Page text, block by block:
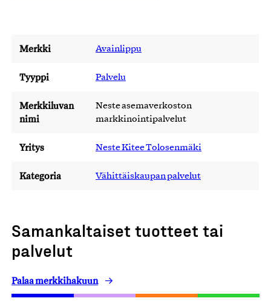
Merkki Avainlippu
Tyyppi Palvelu
Merkkiluvan
nimi
Neste asemaverkoston
markkinointipalvelut
Yritys Neste Kitee Tolosenmäki
Kategoria Vähittäiskaupan palvelut
Samankaltaiset tuotteet tai
palvelut
Palaa merkkihakuun